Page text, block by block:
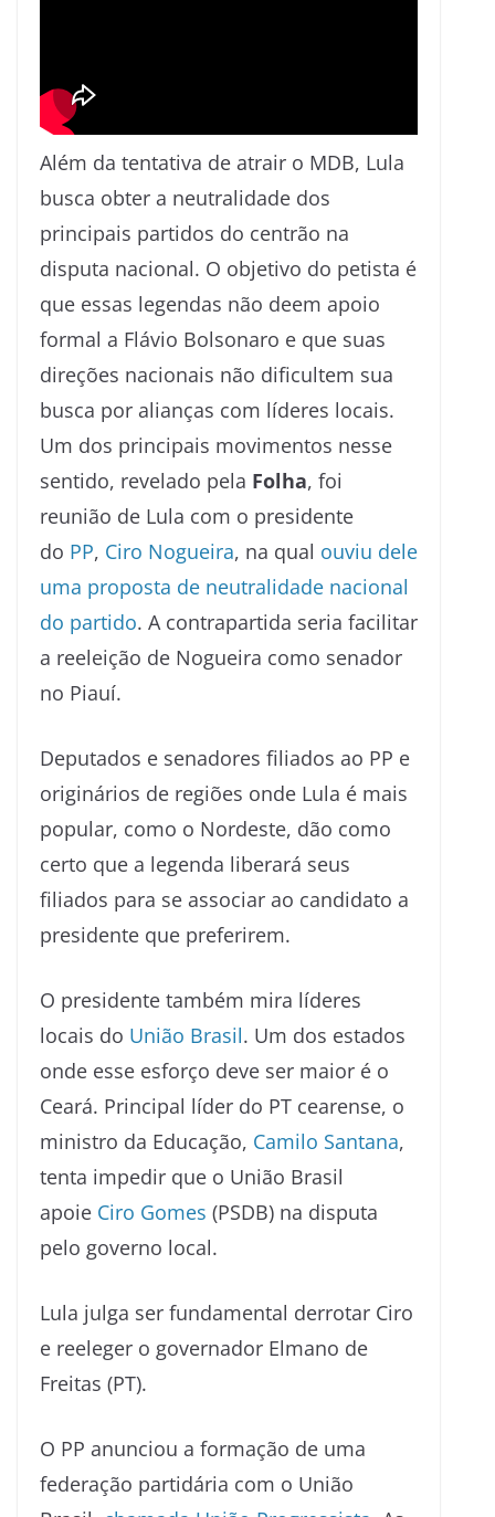
Além da tentativa de atrair o MDB, Lula
busca obter a neutralidade dos
principais partidos do centrão na
disputa nacional. O objetivo do petista é
que essas legendas não deem apoio
formal a Flávio Bolsonaro e que suas
direções nacionais não dificultem sua
busca por alianças com líderes locais.
Um dos principais movimentos nesse
sentido, revelado pela Folha, foi
reunião de Lula com o presidente
do PP, Ciro Nogueira, na qual ouviu dele
uma proposta de neutralidade nacional
do partido. A contrapartida seria facilitar
a reeleição de Nogueira como senador
no Piauí.
Deputados e senadores filiados ao PP e
originários de regiões onde Lula é mais
popular, como o Nordeste, dão como
certo que a legenda liberará seus
filiados para se associar ao candidato a
presidente que preferirem.
O presidente também mira líderes
locais do União Brasil. Um dos estados
onde esse esforço deve ser maior é o
Ceará. Principal líder do PT cearense, o
ministro da Educação, Camilo Santana,
tenta impedir que o União Brasil
apoie Ciro Gomes (PSDB) na disputa
pelo governo local.
Lula julga ser fundamental derrotar Ciro
e reeleger o governador Elmano de
Freitas (PT).
O PP anunciou a formação de uma
federação partidária com o União